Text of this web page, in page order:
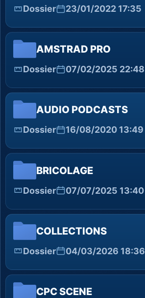
Dossier 23/01/2022 17:35
AMSTRAD PRO
Dossier 07/02/2025 22:48
AUDIO PODCASTS
Dossier 16/08/2020 13:49
BRICOLAGE
Dossier 07/07/2025 13:40
COLLECTIONS
Dossier 04/03/2026 18:36
CPC SCENE